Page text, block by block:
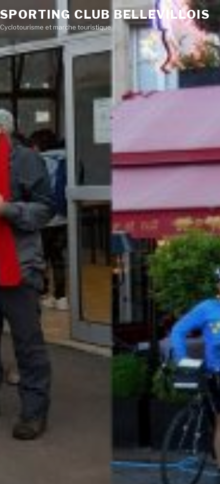
SPORTING CLUB BELLEVILLOIS
Cyclotourisme et marche touristique